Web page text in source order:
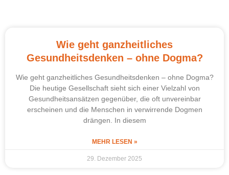
Wie geht ganzheitliches
Gesundheitsdenken – ohne Dogma?
Wie geht ganzheitliches Gesundheitsdenken – ohne Dogma?
Die heutige Gesellschaft sieht sich einer Vielzahl von
Gesundheitsansätzen gegenüber, die oft unvereinbar
erscheinen und die Menschen in verwirrende Dogmen
drängen. In diesem
MEHR LESEN »
29. Dezember 2025